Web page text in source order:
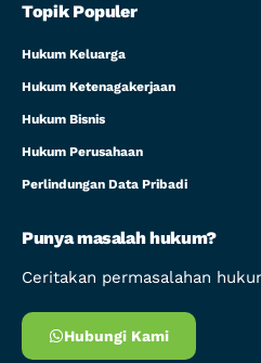
Topik Populer
Hukum Keluarga
Hukum Ketenagakerjaan
Hukum Bisnis
Hukum Perusahaan
Perlindungan Data Pribadi
Punya masalah hukum?
Ceritakan permasalahan
Hubungi Kami